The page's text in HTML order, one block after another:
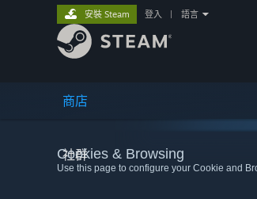
商店
社群
安裝 Steam 登入 語言
Cookies & Browsing
Use this page to configure your Cookie and